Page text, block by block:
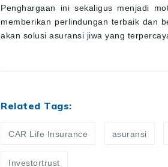
Penghargaan ini sekaligus menjadi
memberikan perlindungan terbaik dan
akan solusi asuransi jiwa yang
Related Tags:
CAR Life Insurance asuransi
Investortrust